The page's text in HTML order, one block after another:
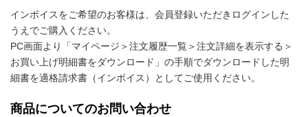
インボイスをご希望のお客様は、会員登録いただきログインした
うえでご購入ください。
PC画面より「マイページ＞注文履歴一覧＞注文詳細を表示する＞
お買い上げ明細書をダウンロード」の手順でダウンロードした明
細書を適格請求書（インボイス）としてご使用ください。
商品についてのお問い合わせ